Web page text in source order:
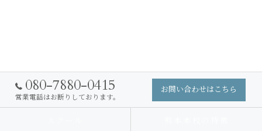
080-7880-0415
営業電話はお断りしております。
お問い合わせはこちら